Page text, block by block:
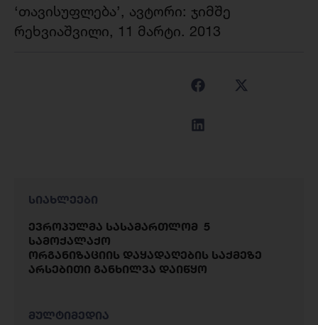
‘თავისუფლება’, ავტორი: ჯიმშე
რეხვიაშვილი, 11 მარტი. 2013
სიახლეები
ევროპულმა სასამართლომ 5
სამოქალაქო
ორგანიზაციის დაყადაღების საქმეზე
არსებითი განხილვა დაიწყო
მულტიმედია